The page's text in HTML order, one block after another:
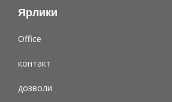
Ярлики
Office
контакт
дозволи